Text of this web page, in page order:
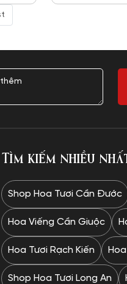
Tìm kiếm nhiều
Shop Hoa Tươi Cần Đước
Hoa Viếng Cần Giuộc
Hoa Tươi Rạch Kiến
Shop Hoa Tươi Long An